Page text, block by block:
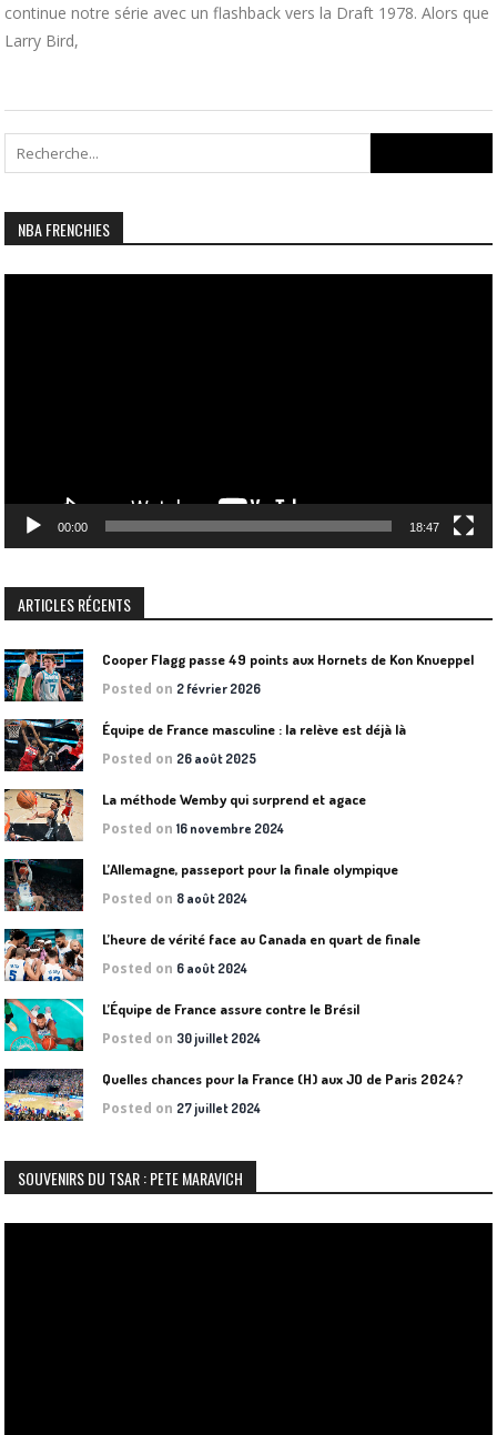
continue notre série avec un flashback vers la Draft 1978. Alors que
Larry Bird,
for:
NBA FRENCHIES
00:00 18:47
ARTICLES RÉCENTS
Cooper Flagg passe 49 points aux Hornets de Kon Knueppel
Posted on 2 février 2026
Équipe de France masculine : la relève est déjà là
Posted on 26 août 2025
La méthode Wemby qui surprend et agace
Posted on16 novembre 2024
L’Allemagne, passeport pour la finale olympique
Posted on 8 août 2024
L’heure de vérité face au Canada en quart de finale
Posted on 6 août 2024
L’Équipe de France assure contre le Brésil
Posted on 30 juillet 2024
Quelles chances pour la France (H) aux JO de Paris 2024?
Posted on 27 juillet 2024
SOUVENIRS DU TSAR : PETE MARAVICH